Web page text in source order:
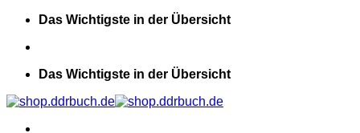
Zum
springen
Das Wichtigste in der Übersicht
Das Wichtigste in der Übersicht